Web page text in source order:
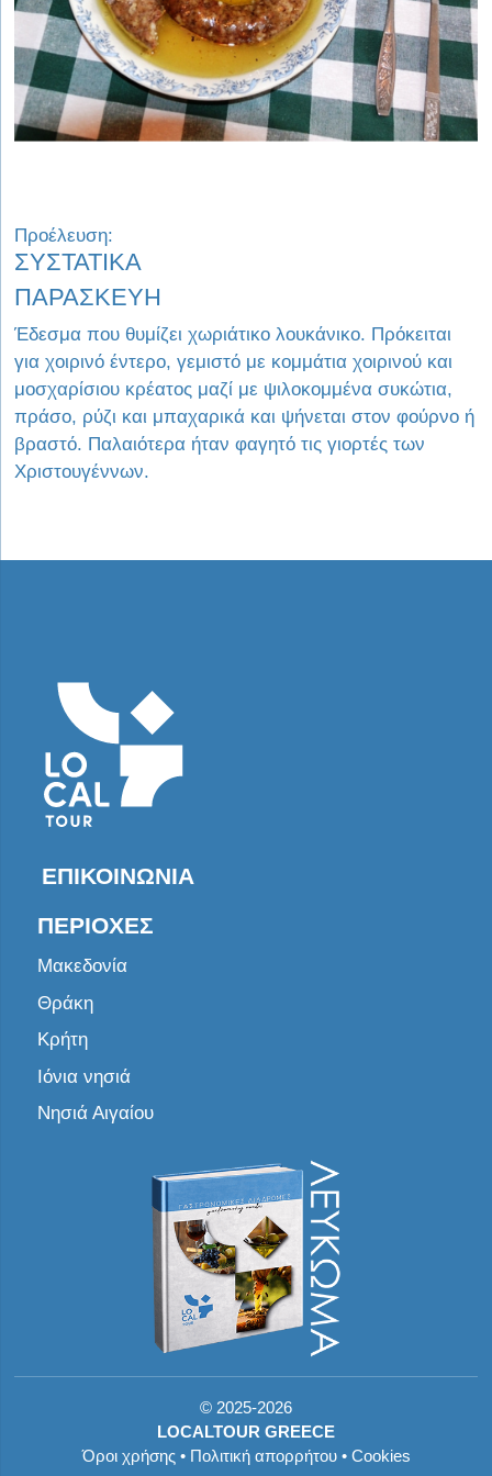
Προέλευση:
ΣΥΣΤΑΤΙΚΑ
ΠΑΡΑΣΚΕΥΗ
Έδεσμα που θυμίζει χωριάτικο λουκάνικο. Πρόκειται
για χοιρινό έντερο, γεμιστό με κομμάτια χοιρινού και
μοσχαρίσιου κρέατος μαζί με ψιλοκομμένα συκώτια,
πράσο, ρύζι και μπαχαρικά και ψήνεται στον φούρνο ή
βραστό. Παλαιότερα ήταν φαγητό τις γιορτές των
Χριστουγέννων.
ΕΠΙΚΟΙΝΩΝΊΑ
ΠΕΡΙΟΧΈΣ
Μακεδονία
Θράκη
Κρήτη
Ιόνια νησιά
Νησιά Αιγαίου
© 2025-2026
LOCALTOUR GREECE
Όροι χρήσης• Πολιτική απορρήτου• Cookies